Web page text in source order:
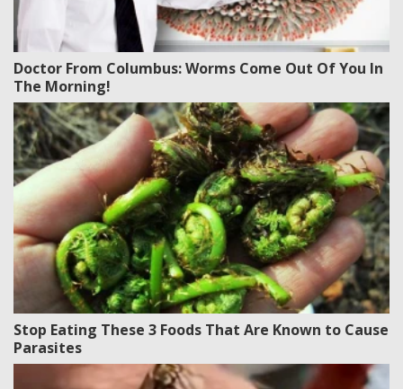
Doctor From Columbus: Worms Come Out Of You In
The Morning!
Stop Eating These 3 Foods That Are Known to Cause
Parasites